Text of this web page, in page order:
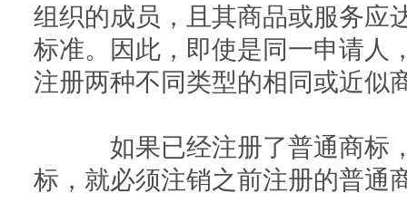
组织的成员，且其商品或服务应
标准。因此，即使是同一申请人
注册两种不同类型的相同或近似
如果已经注册了普通商标
标，就必须注销之前注册的普通